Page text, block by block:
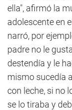
ella", afirmó la
adolescente en
narró, por
padre no le
destendía y le
mismo sucedía
con leche, si no
se lo tiraba y